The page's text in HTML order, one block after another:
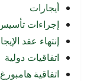
أيجارات
إجراءات
إنتهاء عقد
اتفاقيات دولية
اتفاقية